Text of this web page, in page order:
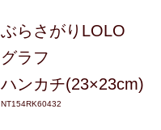
ぶらさがりLOLO
グラフ
ハンカチ(23×23cm)
NT154RK60432